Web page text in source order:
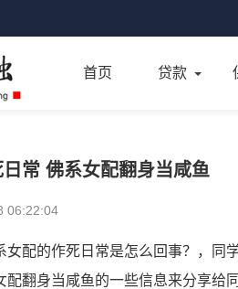
首页 贷款
常 佛系女配翻身当咸鱼
06:22:04
女配的作死日常是怎么回事？，同
配翻身当咸鱼的一些信息来分享给